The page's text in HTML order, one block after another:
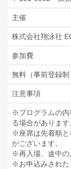
主催
株式会社翔泳社
参加費
無料（事前登録制
注意事項
※プログラムの内
る場合があります
※座席は先着順と
がございます。
※再入場、途中の
※お申込みされた